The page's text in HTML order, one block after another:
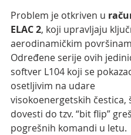
Problem je otkriven u
ELAC 2, koji upravljaju
aerodinamičkim
Određene serije ovih
softver L104 koji se
osetljivim na udare
visokoenergetskih čestica,
dovesti do tzv. “bit flip”
pogrešnih komandi u letu.